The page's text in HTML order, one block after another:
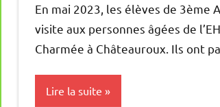
En mai 2023, les élèves de 3ème
visite aux personnes âgées de
Charmée à Châteauroux. Ils ont
Lire la suite